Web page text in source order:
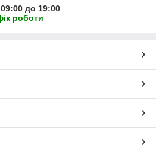
до 19:00
роботи